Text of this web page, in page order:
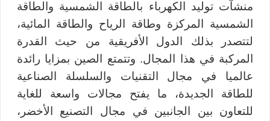
منشآت توليد الكهرباء بالطاقة الشمسية والطاقة
الشمسية المركزة وطاقة الرياح والطاقة المائية،
لتتصدر بذلك الدول الأفريقية من حيث القدرة
المركبة في هذا المجال. وتتمتع الصين بمزايا رائدة
عالميا في مجال التقنيات والسلسلة الصناعية
للطاقة الجديدة، ما يفتح مجالات واسعة للغاية
للتعاون بين الجانبين في مجال التصنيع الأخضر،